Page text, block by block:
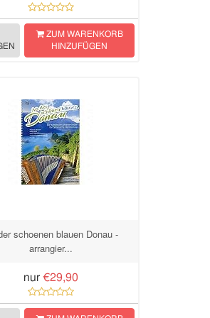
ZUM WARENKORB
HINZUFÜGEN
schoenen blauen Donau -
arrangier...
nur €29,90